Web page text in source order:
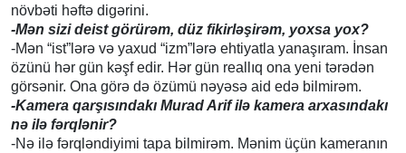
növbəti həftə digərini.
-Mən sizi deist görürəm, düz fikirləşirəm, yoxsa yox?
-Mən “ist”lərə və yaxud “izm”lərə ehtiyatla yanaşıram. İnsan
özünü hər gün kəşf edir. Hər gün reallıq ona yeni tərədən
görsənir. Ona görə də özümü nəyəsə aid edə bilmirəm.
-Kamera qarşısındakı Murad Arif ilə kamera arxasındakı
nə ilə fərqlənir?
-Nə ilə fərqləndiyimi tapa bilmirəm. Mənim üçün kameranın